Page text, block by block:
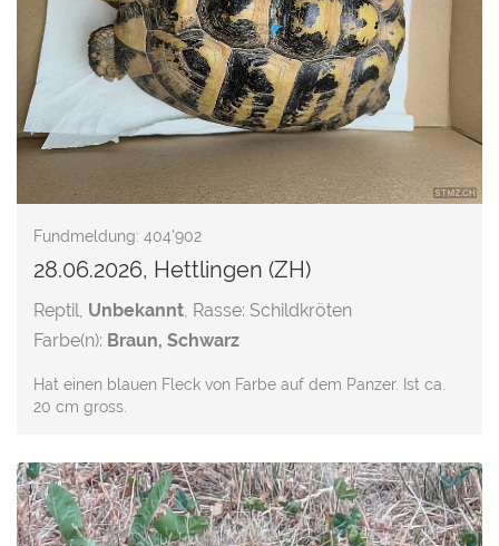
Fundmeldung: 404'902
28.06.2026, Hettlingen (ZH)
Reptil, Unbekannt, Rasse: Schildkröten
Farbe(n): Braun, Schwarz
Hat einen blauen Fleck von Farbe auf dem Panzer. Ist ca.
20 cm gross.